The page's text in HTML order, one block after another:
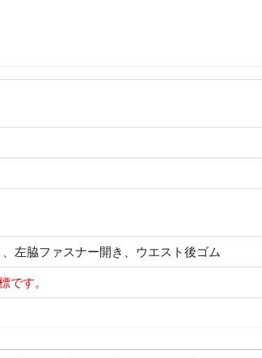
左脇ファスナー開き、ウエスト後ゴム
です。